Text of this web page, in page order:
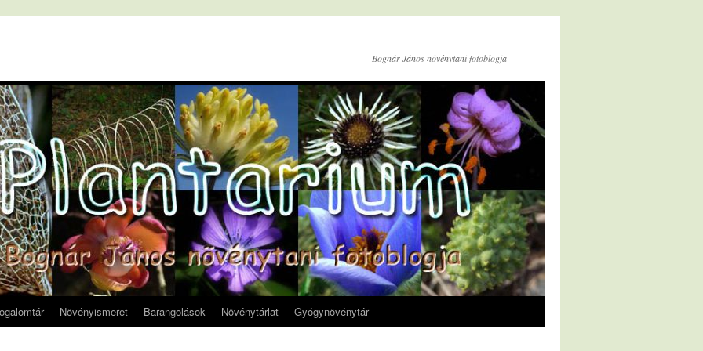
Bognár János növénytani fotoblogja
Növényismeret Barangolások Növénytárlat Gyógynövénytár